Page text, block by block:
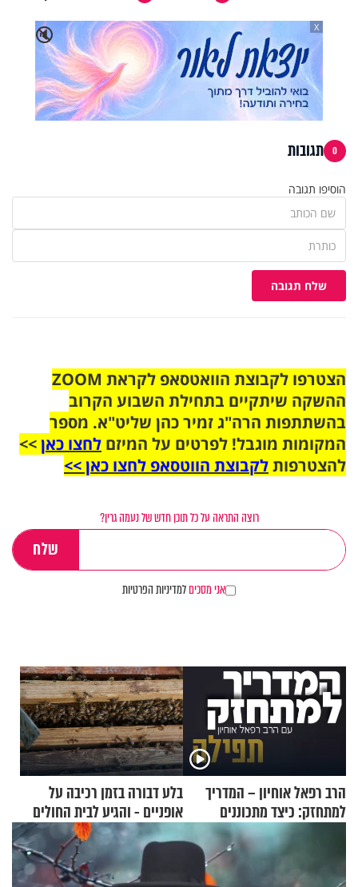
🔇
X
0 תגובות
הוסיפו תגובה
שלח תגובה
הצטרפו לקבוצת הוואטסאפ לקראת ZOOM
ההשקה שיתקיים בתחילת השבוע הקרוב
בהשתתפות הרה"ג זמיר כהן שליט"א. מספר
המקומות מוגבל! לפרטים על המיזם לחצו כאן>>
להצטרפותלקבוצת הווטסאפ לחצו כאן >>
רוצה התראה על כל תוכן חדש של נעמה גרין?
אני מסכיםלמדיניות הפרטיות
הרב רפאל אוחיון – המדריך
למתחזק: כיצד מתכוננים
לתפילה?
בלע דבורה בזמן רכיבה על
אופניים - והגיע לבית החולים
במצב מסכן חיים